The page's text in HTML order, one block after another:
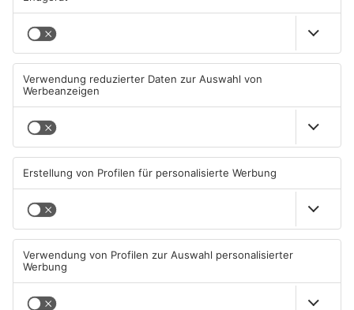
Neue Baugrundstücke für
junge Familien in
Heimbuchenthal?
06.08.2026, 11:39 UHR IN KREIS
ASCHAFFENBURG
Tante Enso übernimmt
einzigen Supermarkt in
Pflaumheim
06.08.2026, 05:30 UHR IN KREIS